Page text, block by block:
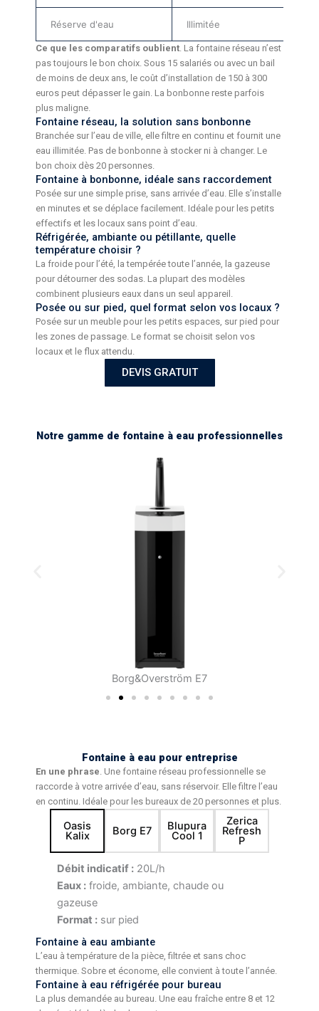
Réserve d'eau Illimitée
Ce que les comparatifs oublient. La fontaine réseau n’est
pas toujours le bon choix. Sous 15 salariés ou avec un bail
de moins de deux ans, le coût d’installation de 150 à 300
euros peut dépasser le gain. La bonbonne reste parfois
plus maligne.
Fontaine réseau, la solution sans bonbonne
Branchée sur l’eau de ville, elle filtre en continu et fournit une
eau illimitée. Pas de bonbonne à stocker ni à changer. Le
bon choix dès 20 personnes.
Fontaine à bonbonne, idéale sans raccordement
Posée sur une simple prise, sans arrivée d’eau. Elle s’installe
en minutes et se déplace facilement. Idéale pour les petits
effectifs et les locaux sans point d’eau.
Réfrigérée, ambiante ou pétillante, quelle
température choisir ?
La froide pour l’été, la tempérée toute l’année, la gazeuse
pour détourner des sodas. La plupart des modèles
combinent plusieurs eaux dans un seul appareil.
Posée ou sur pied, quel format selon vos locaux ?
Posée sur un meuble pour les petits espaces, sur pied pour
les zones de passage. Le format se choisit selon vos
locaux et le flux attendu.
DEVIS GRATUIT
Notre gamme de fontaine à eau professionnelles
Borg&Overström E7
Fontaine à eau pour entreprise
En une phrase. Une fontaine réseau professionnelle se
raccorde à votre arrivée d’eau, sans réservoir. Elle filtre l’eau
en continu. Idéale pour les bureaux de 20 personnes et plus.
Oasis
Kalix Borg E7 Blupura
Cool 1
Zerica
Refresh
P
Débit indicatif : 20L/h
Eaux : froide, ambiante, chaude ou
gazeuse
Format : sur pied
Fontaine à eau ambiante
L’eau à température de la pièce, filtrée et sans choc
thermique. Sobre et économe, elle convient à toute l’année.
Fontaine à eau réfrigérée pour bureau
La plus demandée au bureau. Une eau fraîche entre 8 et 12